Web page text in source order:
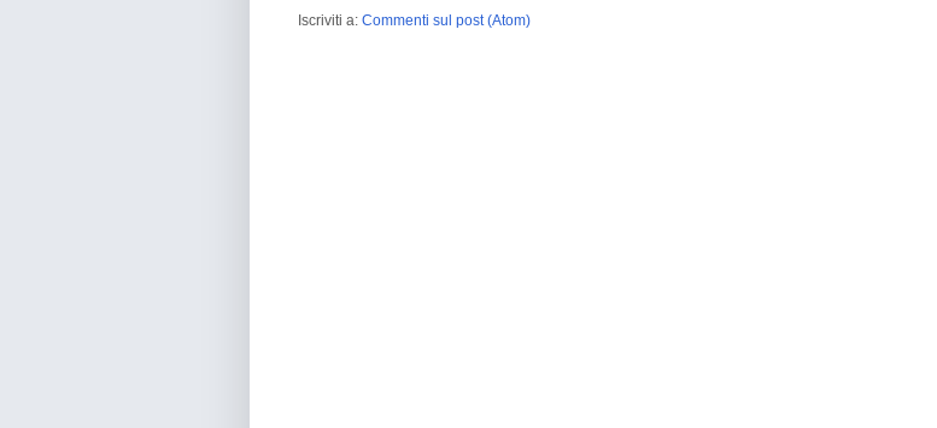
Iscriviti a: Commenti sul post (Atom)